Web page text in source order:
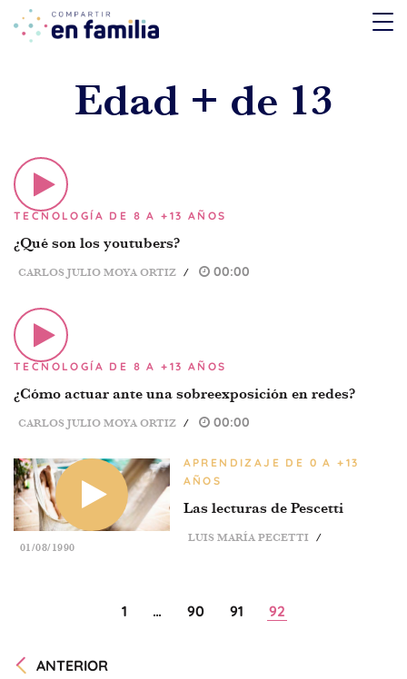
Edad + de 13
TECNOLOGÍA DE 8 A +13 AÑOS
¿Qué son los youtubers?
CARLOS JULIO MOYA ORTIZ / 00:00
TECNOLOGÍA DE 8 A +13 AÑOS
¿Cómo actuar ante una sobreexposición en redes?
CARLOS JULIO MOYA ORTIZ / 00:00
APRENDIZAJE DE 0 A +13
AÑOS
Las lecturas de Pescetti
LUIS MARÍA PECETTI /
01/08/1990
ANTERIOR
1 … 90 91 92
TEMÁTICA
Tecnología
De 0 a 3 años
De 4 a 7 años
De 8 a 12 años
+ de 13 años
TIPO DE CONTENIDO
Artículos